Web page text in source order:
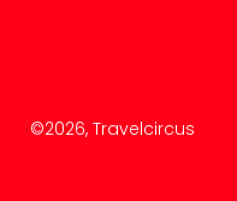
©2026, Travelcircus